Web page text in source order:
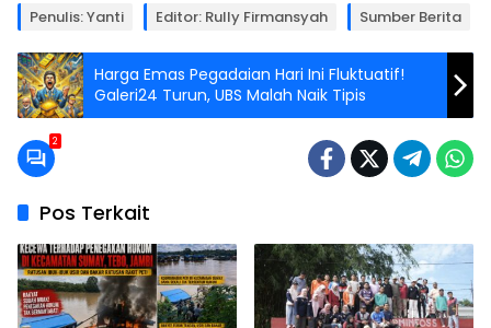
Penulis: Yanti Editor: Rully Firmansyah Sumber Berita
Harga Emas Pegadaian Hari Ini Fluktuatif!
Galeri24 Turun, UBS Malah Naik Tipis
2
Pos Terkait